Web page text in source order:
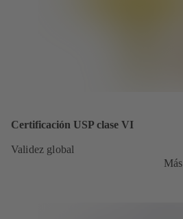
Certificación USP clase VI
Validez global
Más